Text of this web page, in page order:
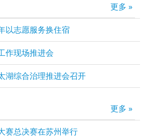
更多 »
以志愿服务换住宿
作现场推进会
湖综合治理推进会召开
更多 »
赛总决赛在苏州举行